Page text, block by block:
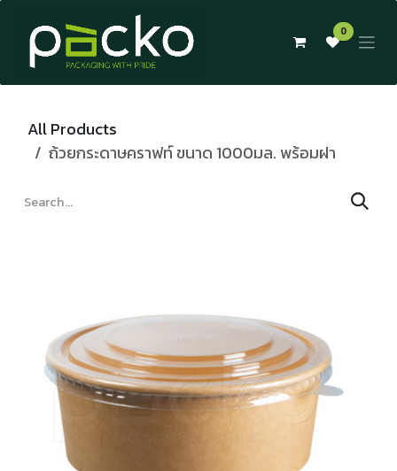
Skip to Content
0
All Products
ถ้วยกระดาษคราฟท์ ขนาด 1000มล. พร้อมฝา